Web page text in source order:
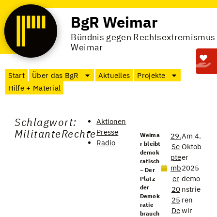
BgR Weimar
Bündnis gegen Rechtsextremismus
Weimar
Start Über das BgR Aktuelles
Projekte
Hilfe + Material
Schlagwort:
MilitanteRechte
Aktionen
Presse
Radio
Weima
r bleibt
demok
ratisch
– Der
Platz
der
Demok
ratie
brauch
29.
Se
pte
mb
er
20
25
De
Am 4.
Oktob
er
2025
demo
nstrie
ren
wir